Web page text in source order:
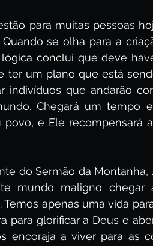
para muitas pessoas
Quando se olha para a
conclui que deve
ter um plano que está
indivíduos que andarão
Chegará um tempo
e Ele recompensará
do Sermão da
mundo maligno chegar
Temos apenas uma vida
para glorificar a Deus e
encoraja a viver para as